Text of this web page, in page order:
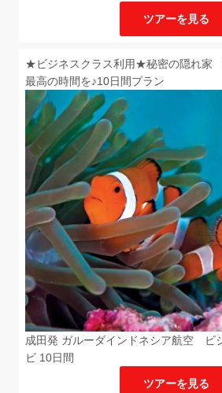
ツアーを見る
★ビジネスクラス利用★秘密の隠れ家
最高の時間を♪10日間プラン
成田発 ガルーダインドネシア航空 ビ
ビ 10日間
ツアーを見る